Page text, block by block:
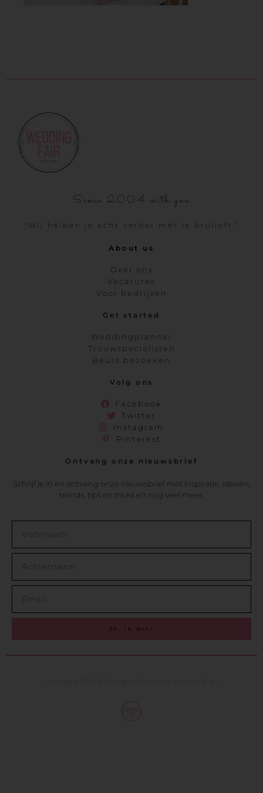
Since 2004 with you
"Wij helpen je echt verder met je bruiloft."
About us
Over ons
Vacatures
Voor bedrijven
Get started
Weddingplanner
Trouwspecialisten
Beurs bezoeken
Volg ons
Facebook
Twitter
Instagram
Pinterest
Ontvang onze nieuwsbrief
Schrijf je in en ontvang onze nieuwsbrief met inspiratie, ideeën,
trends, tips en tricks en nog veel meer.
JA, IK WIL!